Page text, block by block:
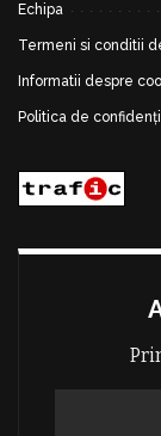
Echipa
Termeni si conditii
Informatii despre
Politica de